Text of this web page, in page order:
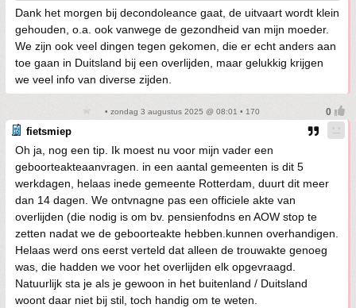
Dank het morgen bij decondoleance gaat, de uitvaart wordt klein
gehouden, o.a. ook vanwege de gezondheid van mijn moeder.
We zijn ook veel dingen tegen gekomen, die er echt anders aan
toe gaan in Duitsland bij een overlijden, maar gelukkig krijgen
we veel info van diverse zijden.
• zondag 3 augustus 2025 @ 08:01 • 170
fietsmiep
Oh ja, nog een tip. Ik moest nu voor mijn vader een
geboorteakteaanvragen. in een aantal gemeenten is dit 5
werkdagen, helaas inede gemeente Rotterdam, duurt dit meer
dan 14 dagen. We ontvnagne pas een officiele akte van
overlijden (die nodig is om bv. pensienfodns en AOW stop te
zetten nadat we de geboorteakte hebben.kunnen overhandigen.
Helaas werd ons eerst verteld dat alleen de trouwakte genoeg
was, die hadden we voor het overlijden elk opgevraagd.
Natuurlijk sta je als je gewoon in het buitenland / Duitsland
woont daar niet bij stil, toch handig om te weten.